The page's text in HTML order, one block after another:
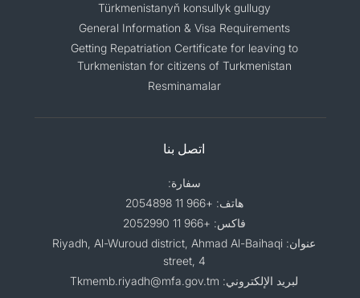
Türkmenistanyň konsullyk gullugy
General Information & Visa Requirements
Getting Repatriation Certificate for leaving to
Turkmenistan for citizens of Turkmenistan
Resminamalar
اتصل بنا
سفارة:
هاتف: +966 11 2054898
فاكس: +966 11 2052990
عنوان: Riyadh, Al-Wuroud district, Ahmad Al-Baihaqi
street, 4
لبريد الإلكتروني: Tkmemb.riyadh@mfa.gov.tm